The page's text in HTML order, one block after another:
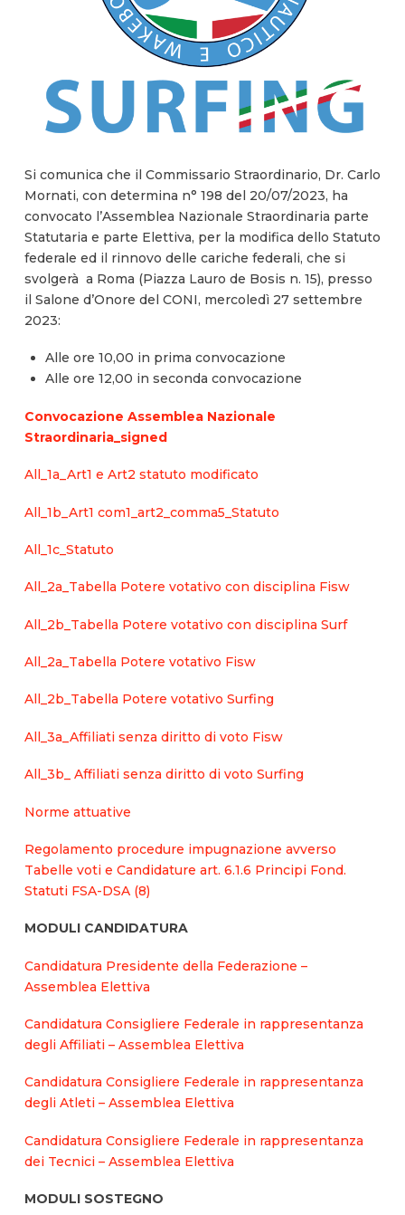
Si comunica che il Commissario Straordinario, Dr. Carlo
Mornati, con determina n° 198 del 20/07/2023, ha
convocato l’Assemblea Nazionale Straordinaria parte
Statutaria e parte Elettiva, per la modifica dello Statuto
federale ed il rinnovo delle cariche federali, che si
svolgerà a Roma (Piazza Lauro de Bosis n. 15), presso
il Salone d’Onore del CONI, mercoledì 27 settembre
2023:
Alle ore 10,00 in prima convocazione
Alle ore 12,00 in seconda convocazione
Convocazione Assemblea Nazionale
Straordinaria_signed
All_1a_Art1 e Art2 statuto modificato
All_1b_Art1 com1_art2_comma5_Statuto
All_1c_Statuto
All_2a_Tabella Potere votativo con disciplina Fisw
All_2b_Tabella Potere votativo con disciplina Surf
All_2a_Tabella Potere votativo Fisw
All_2b_Tabella Potere votativo Surfing
All_3a_Affiliati senza diritto di voto Fisw
All_3b_ Affiliati senza diritto di voto Surfing
Norme attuative
Regolamento procedure impugnazione avverso
Tabelle voti e Candidature art. 6.1.6 Principi Fond.
Statuti FSA-DSA (8)
MODULI CANDIDATURA
Candidatura Presidente della Federazione –
Assemblea Elettiva
Candidatura Consigliere Federale in rappresentanza
degli Affiliati – Assemblea Elettiva
Candidatura Consigliere Federale in rappresentanza
degli Atleti – Assemblea Elettiva
Candidatura Consigliere Federale in rappresentanza
dei Tecnici – Assemblea Elettiva
MODULI SOSTEGNO